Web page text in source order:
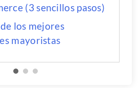
(3 sencillos pasos)
los mejores
mayoristas